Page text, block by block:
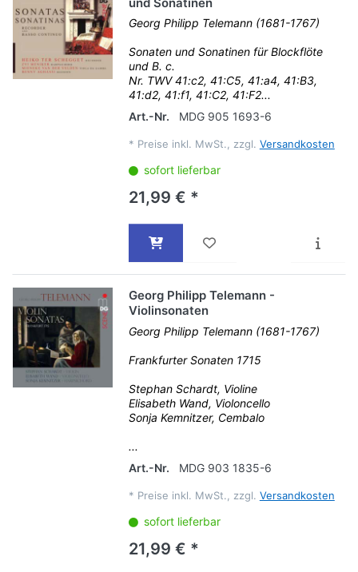
Georg Philipp Telemann (1681-1767)
Sonaten und Sonatinen für Blockflöte
und B. c.
Nr. TWV 41:c2, 41:C5, 41:a4, 41:B3,
41:d2, 41:f1, 41:C2, 41:F2...
Art.-Nr.
MDG 905 1693-6
* Preise inkl. MwSt., zzgl. Versandkosten
sofort lieferbar
21,99 € *
Georg Philipp Telemann -
Violinsonaten
Georg Philipp Telemann (1681-1767)
Frankfurter Sonaten 1715
Stephan Schardt, Violine
Elisabeth Wand, Violoncello
Sonja Kemnitzer, Cembalo
...
Art.-Nr.
MDG 903 1835-6
* Preise inkl. MwSt., zzgl. Versandkosten
sofort lieferbar
21,99 € *